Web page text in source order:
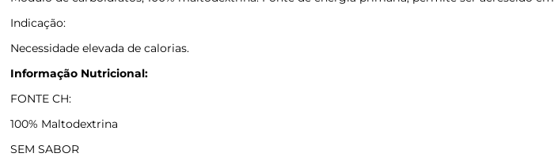
Indicação:
Necessidade elevada de calorias.
Informação Nutricional:
FONTE CH:
100% Maltodextrina
SEM SABOR